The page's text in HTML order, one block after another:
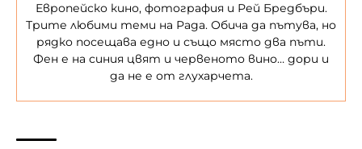
Европейско кино, фотография и Рей Бредбъри.
Трите любими теми на Рада. Обича да пътува, но
рядко посещава едно и също място два пъти.
Фен е на синия цвят и червеното вино… дори и
да не е от глухарчета.